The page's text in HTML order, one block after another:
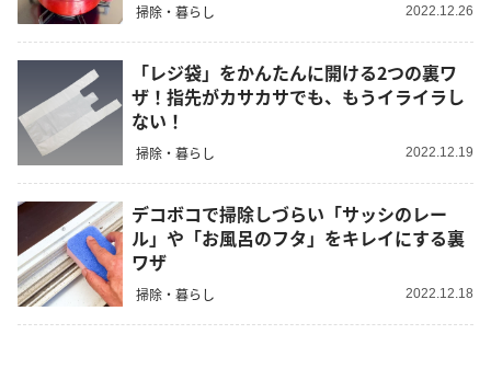
掃除・暮らし 2022.12.26
「レジ袋」をかんたんに開ける2つの裏ワ
ザ！指先がカサカサでも、もうイライラし
ない！
掃除・暮らし 2022.12.19
デコボコで掃除しづらい「サッシのレー
ル」や「お風呂のフタ」をキレイにする裏
ワザ
掃除・暮らし 2022.12.18